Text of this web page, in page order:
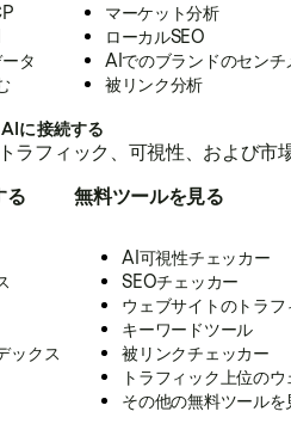
タ
マーケット分析
ローカルSEO
AIでのブランドのセンチ
被リンク分析
に接続する
ラフィック、可視性、および
る
ックス
無料ツールを見る
AI可視性チェッカー
SEOチェッカー
ウェブサイトのトラ
キーワードツール
被リンクチェッカー
トラフィック上位の
その他の無料ツールを